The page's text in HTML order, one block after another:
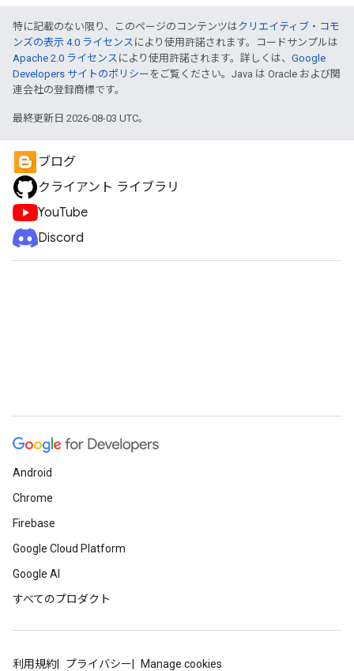
特に記載のない限り、このページのコンテンツはクリエイティブ・コモ
ンズの表示 4.0 ライセンス により使用許諾されます。コードサンプルは
Apache 2.0 ライセンス により使用許諾されます。詳しくは、 Google
Developers サイトのポリシー をご覧ください。Java は Oracle および関
連会社の登録商標です。
最終更新日 2026-08-03 UTC。
ブログ
クライアント ライブラリ
YouTube
Discord
Android
Chrome
Firebase
Google Cloud Platform
Google AI
すべてのプロダクト
利用規約 プライバシー Manage cookies